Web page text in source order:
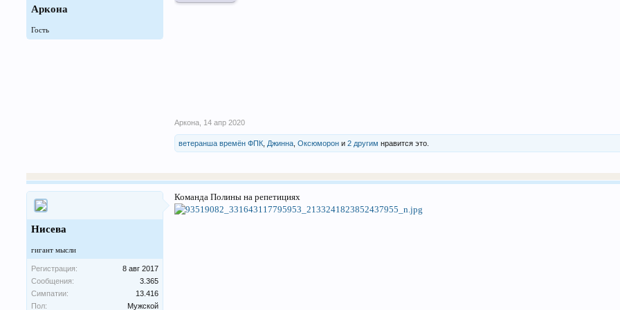
Аркона
Гость
Аркона 14 апр 2020
ветеранша времён ФПК Джинна ,Оксюморон и2 другим нравится это.
Нисева
гигант мысли
Регистрация:
8 авг 2017
Сообщения:
3.365
Симпатии:
13.416
Пол:
Мужской
Команда Полины на репетициях